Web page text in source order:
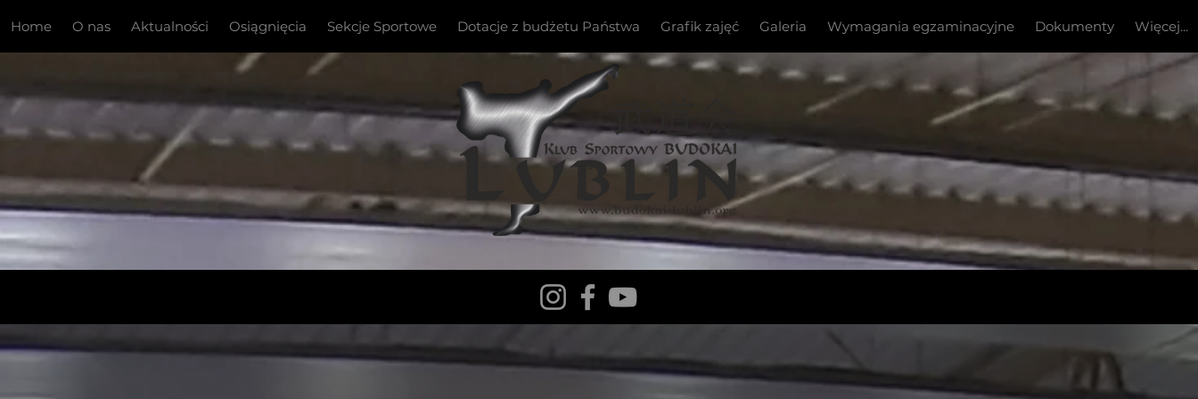
Home O nas Aktualności Osiągnięcia Sekcje Sportowe Dotacje z budżetu Państwa Grafik zajęć Galeria Wymagania egzaminacyjne Dokumenty Więcej...